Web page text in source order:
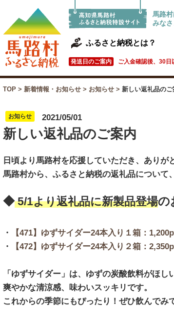
馬路
みなさ
ふるさと納税とは？
発送日のご案内 ご入金確認後、30日
TOP > 新着情報・お知らせ > お知らせ > 新しい返礼品のご
お知らせ 2021/05/01
新しい返礼品のご案内
日頃より馬路村を応援していただき、ありが
馬路村から、ふるさと納税の返礼品について
◆5/1より返礼品に新製品登場の
・
【471】ゆずサイダー24本入り１箱：
・
【472】ゆずサイダー24本入り２箱：
「ゆずサイダー」は、ゆずの炭酸飲料がほ
爽やかな清涼感、味わいスッキリです。
これからの季節にもぴったり！ぜひ飲んでみ